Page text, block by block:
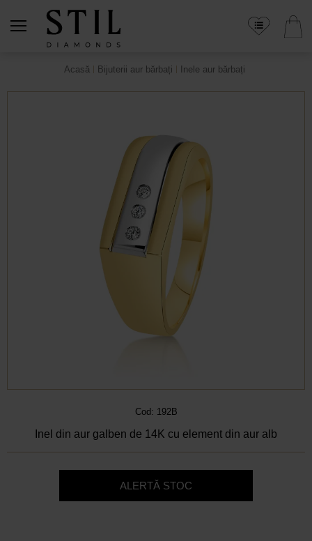
Acasă Bijuterii aur bărbați Inele aur bărbați
Cod: 192B
Inel din aur galben de 14K cu element din aur alb
ALERTĂ STOC